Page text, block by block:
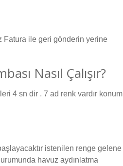
Fatura ile geri gönderin yerine
Nasıl Çalışır?
4 sn dir . 7 ad renk vardır konum
istenilen renge gelene
havuz aydınlatma